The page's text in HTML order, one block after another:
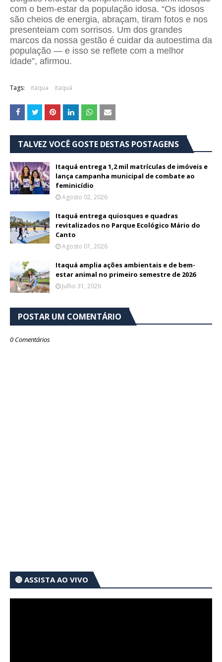
com o bem-estar da população idosa. “Os idosos
são cheios de energia, abraçam, tiram fotos e nos
presenteiam com sorrisos. Um dos grandes
marcos da nossa gestão é cuidar da autoestima da
população — e isso se reflete com a melhor
idade”, afirmou.
Tags: itaqua itaquá
TALVEZ VOCÊ GOSTE DESTAS POSTAGENS
Itaquá entrega 1,2 mil matrículas de imóveis e
lança campanha municipal de combate ao
feminicídio
Agosto 02, 2026
Itaquá entrega quiosques e quadras
revitalizados no Parque Ecológico Mário do
Canto
Agosto 01, 2026
Itaquá amplia ações ambientais e de bem-
estar animal no primeiro semestre de 2026
Julho 31, 2026
POSTAR UM COMENTÁRIO
0 Comentários
🔴 ASSISTA AO VIVO